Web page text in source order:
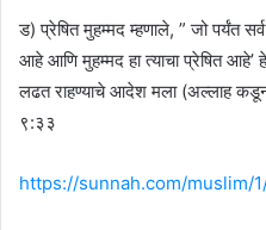
ड) प्रेषित मुहम्मद म्हणाले, ” जो पर्यंत
आहे आणि मुहम्मद हा त्याचा प्रेषित आहे’ हे
लढत राहण्याचे आदेश मला (अल्लाह
९:३३
https://sunnah.com/muslim/